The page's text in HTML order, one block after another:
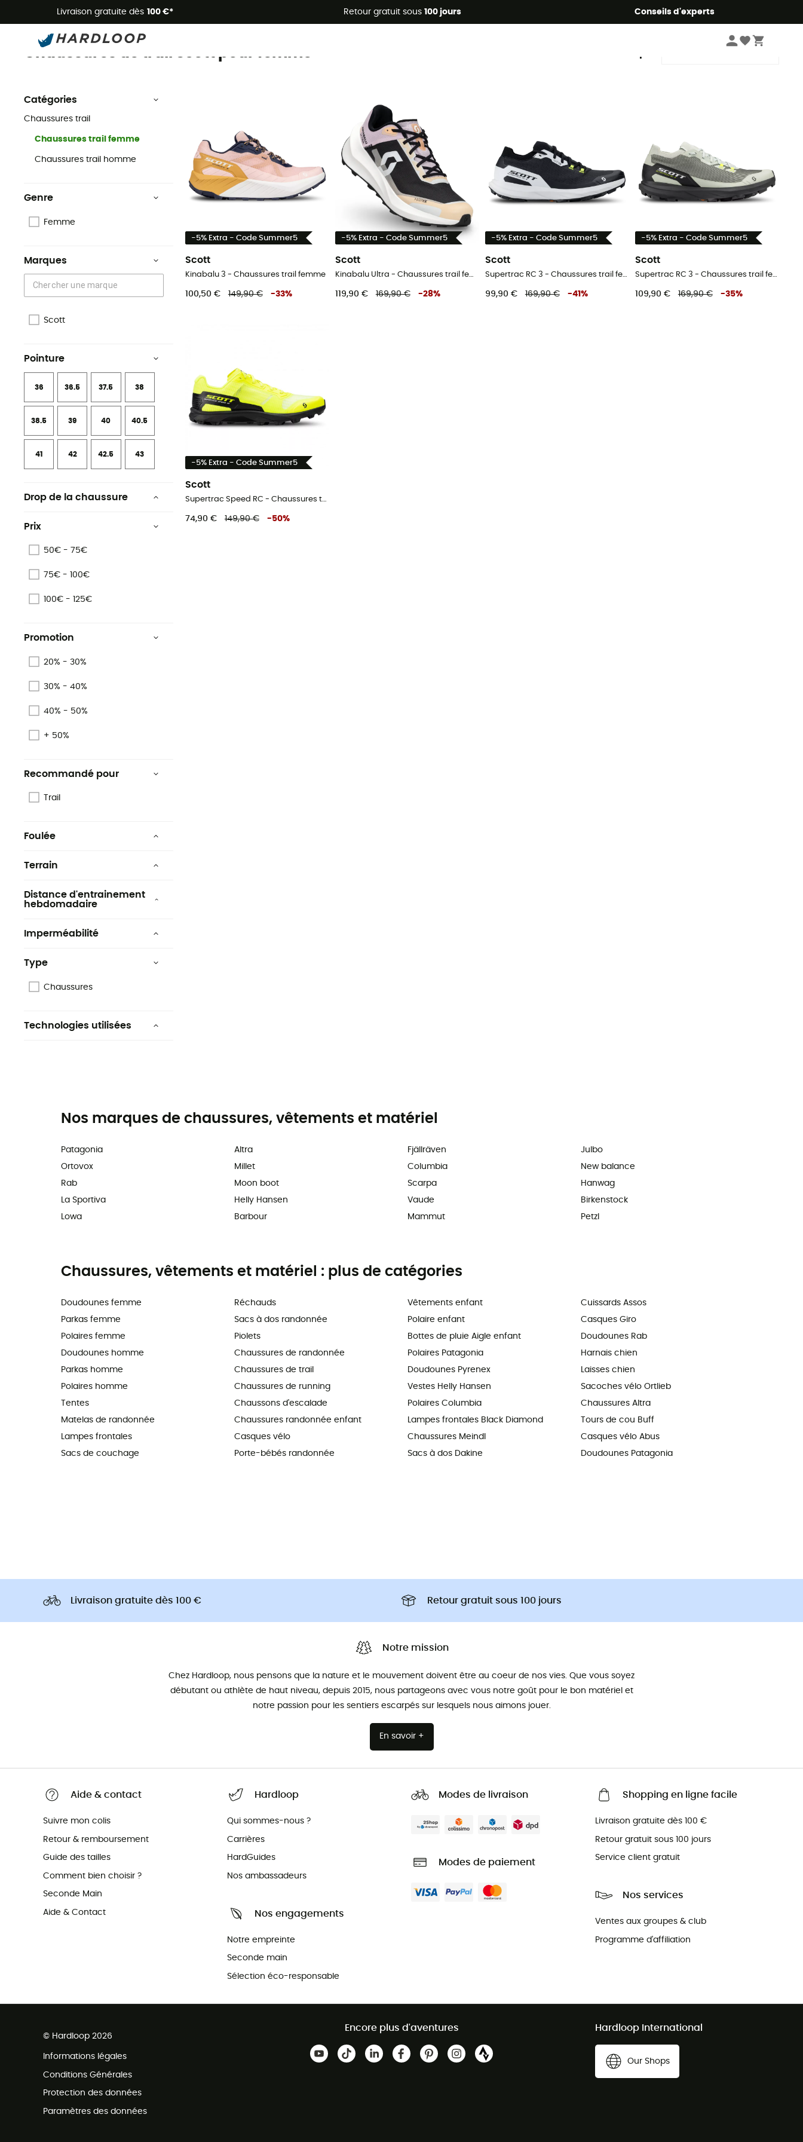
Livraison gratuite dès 100 €* Retour gratuit sous 100 jours Conseils d'experts
Promos d'été 🔥 -5 % EXTRA dès 2 produits* code Summer5
Scott Chaussures de trail Chaussures de trail femme
Chaussures de trail Scott pour femme
Catégories
Chaussures trail
Chaussures trail femme
Chaussures trail homme
Genre
Femme
Marques
Scott
Pointure
36 36.5 37.5 38
38.5 39 40 40.5
41 42 42.5 43
Drop de la chaussure
Prix
50€ - 75€
75€ - 100€
100€ - 125€
Promotion
20% - 30%
30% - 40%
40% - 50%
+ 50%
Recommandé pour
Trail
Foulée
Terrain
Distance d'entrainement
hebdomadaire
Imperméabilité
Type
Chaussures
Technologies utilisées
-5% Extra - Code Summer5
Scott
Kinabalu 3 - Chaussures trail femme
100,50 € 149,90 € -33%
-5% Extra - Code Summer5
Scott
Kinabalu Ultra - Chaussures trail femme
119,90 € 169,90 € -28%
-5% Extra - Code Summer5
Scott
Supertrac RC 3 - Chaussures trail femme
99,90 € 169,90 € -41 %
-5% Extra - Code Summer5
Scott
Supertrac RC 3 - Chaussures trail femme
109,90 € 169,90 € -35%
-5% Extra - Code Summer5
Scott
Supertrac Speed RC - Chaussures trail femme
74,90 € 149,90 € -50%
Nos marques de chaussures, vêtements et matériel
Patagonia
Ortovox
Rab
La Sportiva
Lowa
Altra
Millet
Moon boot
Helly Hansen
Barbour
Fjällräven
Columbia
Scarpa
Vaude
Mammut
Julbo
New balance
Hanwag
Birkenstock
Petzl
Chaussures, vêtements et matériel : plus de catégories
Doudounes femme
Parkas femme
Polaires femme
Doudounes homme
Parkas homme
Polaires homme
Tentes
Matelas de randonnée
Lampes frontales
Sacs de couchage
Réchauds
Sacs à dos randonnée
Piolets
Chaussures de randonnée
Chaussures de trail
Chaussures de running
Chaussons d'escalade
Chaussures randonnée enfant
Casques vélo
Porte-bébés randonnée
Vêtements enfant
Polaire enfant
Bottes de pluie Aigle enfant
Polaires Patagonia
Doudounes Pyrenex
Vestes Helly Hansen
Polaires Columbia
Lampes frontales Black Diamond
Chaussures Meindl
Sacs à dos Dakine
Cuissards Assos
Casques Giro
Doudounes Rab
Harnais chien
Laisses chien
Sacoches vélo Ortlieb
Chaussures Altra
Tours de cou Buff
Casques vélo Abus
Doudounes Patagonia
Livraison gratuite dès 100 € Retour gratuit sous 100 jours
Notre mission
Chez Hardloop, nous pensons que la nature et le mouvement doivent être au coeur de nos vies. Que vous soyez
débutant ou athlète de haut niveau, depuis 2015, nous partageons avec vous notre goût pour le bon matériel et
notre passion pour les sentiers escarpés sur lesquels nous aimons jouer.
En savoir +
Aide & contact
Suivre mon colis
Retour & remboursement
Guide des tailles
Comment bien choisir ?
Seconde Main
Aide & Contact
Hardloop
Qui sommes-nous ?
Carrières
HardGuides
Nos ambassadeurs
Nos engagements
Notre empreinte
Seconde main
Sélection éco-responsable
Modes de livraison
Modes de paiement
Shopping en ligne facile
Livraison gratuite dès 100 €
Retour gratuit sous 100 jours
Service client gratuit
Nos services
Ventes aux groupes & club
Programme d'affiliation
© Hardloop 2026
Informations légales
Conditions Générales
Protection des données
Paramètres des données
Encore plus d'aventures Hardloop International
Our Shops